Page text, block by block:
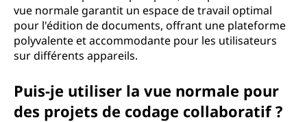
vue normale garantit un espace de travail optimal
pour l'édition de documents, offrant une plateforme
polyvalente et accommodante pour les utilisateurs
sur différents appareils.
Puis-je utiliser la vue normale pour
des projets de codage collaboratif ?